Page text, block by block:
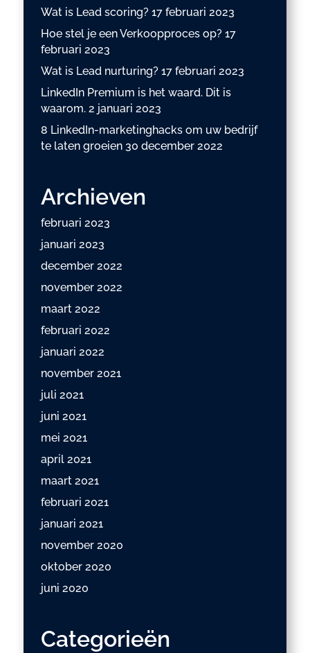
Wat is Lead scoring? 17 februari 2023
Hoe stel je een Verkoopproces op? 17
februari 2023
Wat is Lead nurturing? 17 februari 2023
LinkedIn Premium is het waard. Dit is
waarom. 2 januari 2023
8 LinkedIn-marketinghacks om uw bedrijf
te laten groeien 30 december 2022
Archieven
februari 2023
januari 2023
december 2022
november 2022
maart 2022
februari 2022
januari 2022
november 2021
juli 2021
juni 2021
mei 2021
april 2021
maart 2021
februari 2021
januari 2021
november 2020
oktober 2020
juni 2020
Categorieën